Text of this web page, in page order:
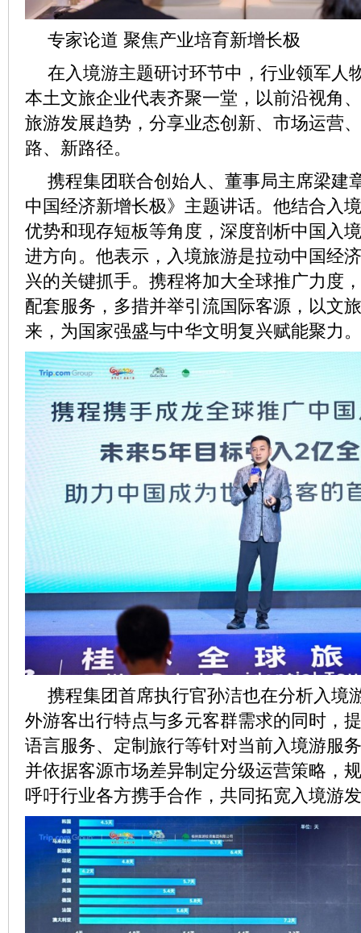
专家论道 聚焦产业培育新增长极
在入境游主题研讨环节中，行业领军人
本土文旅企业代表齐聚一堂，以前沿视角
旅游发展趋势，分享业态创新、市场运营
路、新路径。
携程集团联合创始人、董事局主席梁建
中国经济新增长极》主题讲话。他结合入
优势和现存短板等角度，深度剖析中国入
进方向。他表示，入境旅游是拉动中国经
兴的关键抓手。携程将加大全球推广力度
配套服务，多措并举引流国际客源，以文
来，为国家强盛与中华文明复兴赋能聚力。
携程集团首席执行官孙洁也在分析入境
外游客出行特点与多元客群需求的同时，
语言服务、定制旅行等针对当前入境游服
并依据客源市场差异制定分级运营策略，
呼吁行业各方携手合作，共同拓宽入境游